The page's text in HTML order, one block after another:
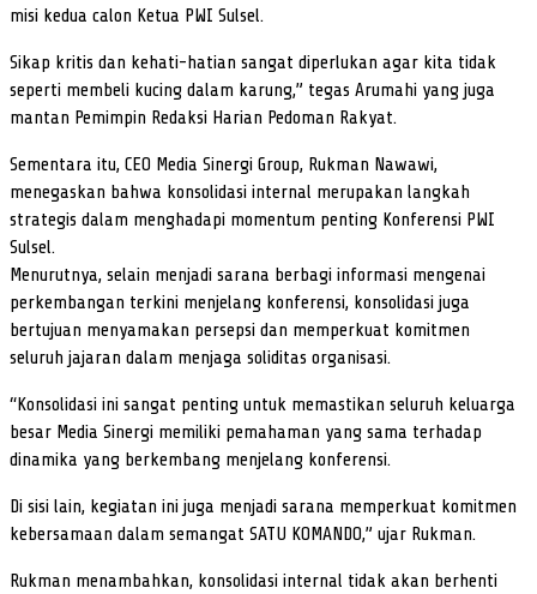
misi kedua calon Ketua PWI Sulsel.
Sikap kritis dan kehati-hatian sangat diperlukan agar kita tidak
seperti membeli kucing dalam karung,” tegas Arumahi yang juga
mantan Pemimpin Redaksi Harian Pedoman Rakyat.
Sementara itu, CEO Media Sinergi Group, Rukman Nawawi,
menegaskan bahwa konsolidasi internal merupakan langkah
strategis dalam menghadapi momentum penting Konferensi PWI
Sulsel.
Menurutnya, selain menjadi sarana berbagi informasi mengenai
perkembangan terkini menjelang konferensi, konsolidasi juga
bertujuan menyamakan persepsi dan memperkuat komitmen
seluruh jajaran dalam menjaga soliditas organisasi.
“Konsolidasi ini sangat penting untuk memastikan seluruh keluarga
besar Media Sinergi memiliki pemahaman yang sama terhadap
dinamika yang berkembang menjelang konferensi.
Di sisi lain, kegiatan ini juga menjadi sarana memperkuat komitmen
kebersamaan dalam semangat SATU KOMANDO,” ujar Rukman.
Rukman menambahkan, konsolidasi internal tidak akan berhenti